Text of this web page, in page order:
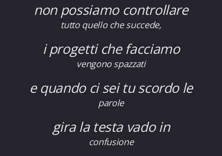
non possiamo controllare
tutto quello che succede,
i progetti che facciamo
vengono spazzati
e quando ci sei tu scordo le
parole
gira la testa vado in
confusione